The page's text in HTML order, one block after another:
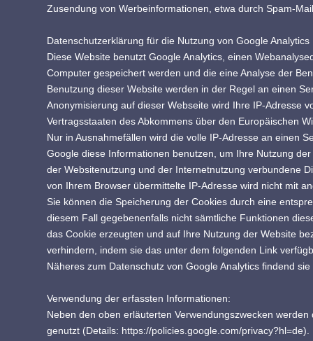
Zusendung von Werbeinformationen, etwa durch Spam-
Datenschutzerklärung für die Nutzung von Google Analytics
Diese Website benutzt Google Analytics, einen
Computer gespeichert werden und die eine Analyse der
Benutzung dieser Website werden in der Regel an einen
Anonymisierung auf dieser Webseite wird Ihre IP-Adresse
Vertragsstaaten des Abkommens über den Europäischen
Nur in Ausnahmefällen wird die volle IP-Adresse an einen
Google diese Informationen benutzen, um Ihre Nutzung
der Websitenutzung und der Internetnutzung verbundene
von Ihrem Browser übermittelte IP-Adresse wird nicht mit
Sie können die Speicherung der Cookies durch eine
diesem Fall gegebenenfalls nicht sämtliche Funktionen
das Cookie erzeugten und auf Ihre Nutzung der Website
verhindern, indem sie das unter dem folgenden Link
Näheres zum Datenschutz von Google Analytics findend
Verwendung der erfassten Informationen:
Neben den oben erläuterten Verwendungszwecken
genutzt (Details: https://policies.google.com/privacy?hl=de).